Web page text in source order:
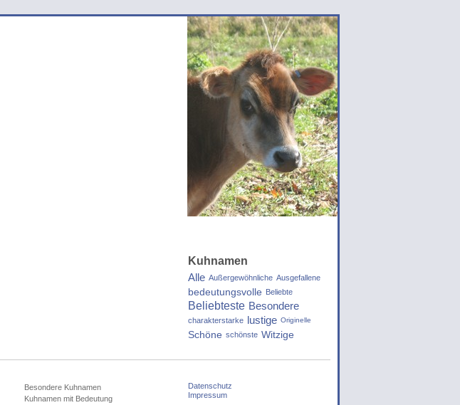
Kuhnamen
Alle Außergewöhnliche Ausgefallene
bedeutungsvolle Beliebte
Beliebteste Besondere
charakterstarke lustige Originelle
Schöne schönste Witzige
Besondere Kuhnamen
Kuhnamen mit Bedeutung
Datenschutz
Impressum